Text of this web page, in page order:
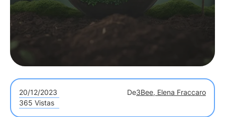
20/12/2023 De3Bee, Elena Fraccaro
365 Vistas